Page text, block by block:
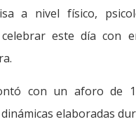
a nivel físico,
este día con
con un aforo de
elaboradas